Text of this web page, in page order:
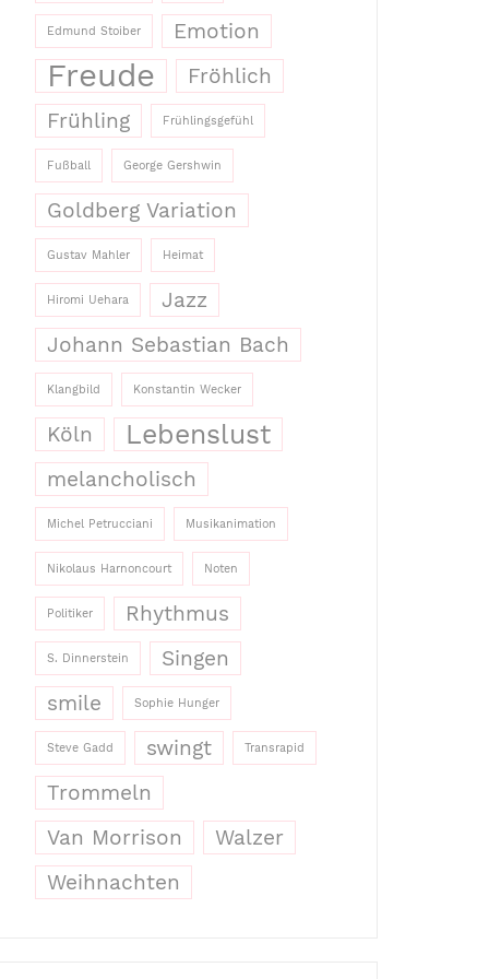
Edmund Stoiber Emotion
Freude
Fröhlich
Frühling
Frühlingsgefühl
Fußball George Gershwin
Goldberg Variation
Gustav Mahler Heimat
Hiromi Uehara
Jazz
Johann Sebastian Bach
Klangbild Konstantin Wecker
Köln Lebenslust
melancholisch
Michel Petrucciani Musikanimation
Nikolaus Harnoncourt Noten
Politiker Rhythmus
S. Dinnerstein
Singen
smile
Sophie Hunger
Steve Gadd swingt Transrapid
Trommeln
Van Morrison
Walzer
Weihnachten